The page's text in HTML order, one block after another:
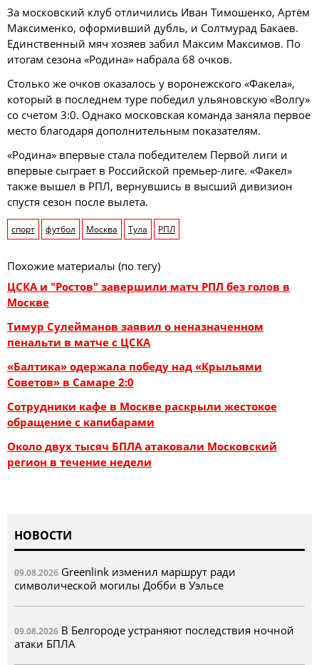
За московский клуб отличились Иван Тимошенко, Артём
Максименко, оформивший дубль, и Солтмурад Бакаев.
Единственный мяч хозяев забил Максим Максимов. По
итогам сезона «Родина» набрала 68 очков.
Столько же очков оказалось у воронежского «Факела»,
который в последнем туре победил ульяновскую «Волгу»
со счетом 3:0. Однако московская команда заняла первое
место благодаря дополнительным показателям.
«Родина» впервые стала победителем Первой лиги и
впервые сыграет в Российской премьер-лиге. «Факел»
также вышел в РПЛ, вернувшись в высший дивизион
спустя сезон после вылета.
спорт футбол Москва Тула РПЛ
Похожие материалы (по тегу)
ЦСКА и "Ростов" завершили матч РПЛ без голов в
Москве
Тимур Сулейманов заявил о неназначенном
пенальти в матче с ЦСКА
«Балтика» одержала победу над «Крыльями
Советов» в Самаре 2:0
Сотрудники кафе в Москве раскрыли жестокое
обращение с капибарами
Около двух тысяч БПЛА атаковали Московский
регион в течение недели
НОВОСТИ
09.08.2026 Greenlink изменил маршрут ради
символической могилы Добби в Уэльсе
09.08.2026 В Белгороде устраняют последствия ночной
атаки БПЛА